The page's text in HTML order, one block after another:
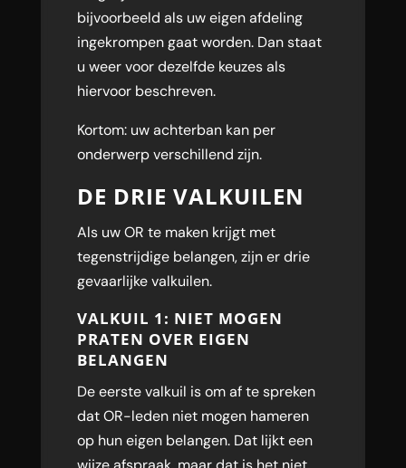
bijvoorbeeld als uw eigen afdeling
ingekrompen gaat worden. Dan staat
u weer voor dezelfde keuzes als
hiervoor beschreven.
Kortom: uw achterban kan per
onderwerp verschillend zijn.
DE DRIE VALKUILEN
Als uw OR te maken krijgt met
tegenstrijdige belangen, zijn er drie
gevaarlijke valkuilen.
VALKUIL 1: NIET MOGEN
PRATEN OVER EIGEN
BELANGEN
De eerste valkuil is om af te spreken
dat OR-leden niet mogen hameren
op hun eigen belangen. Dat lijkt een